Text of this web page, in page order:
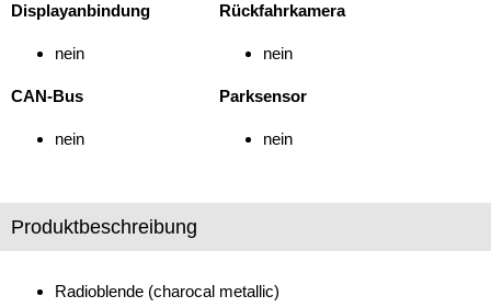
Lenkradadapter
Radioadapter
Radioeinbausets
Displayanbindung
nein
Rückfahrkamera
nein
CAN-Bus
nein
Parksensor
nein
Produktbeschreibung
Radioblende (charocal metallic)